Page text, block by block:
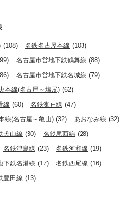
(108) 名鉄名古屋本線 (103)
名古屋市営地下鉄鶴舞線 (88)
名古屋市営地下鉄名城線 (79)
本線(名古屋～塩尻) (62)
線 (60) 名鉄瀬戸線 (47)
線(名古屋～亀山) (32) あおなみ線 (32)
犬山線 (30) 名鉄尾西線 (28)
名鉄津島線 (23) 名鉄河和線 (19)
下鉄名港線 (17) 名鉄西尾線 (16)
豊田線 (13)